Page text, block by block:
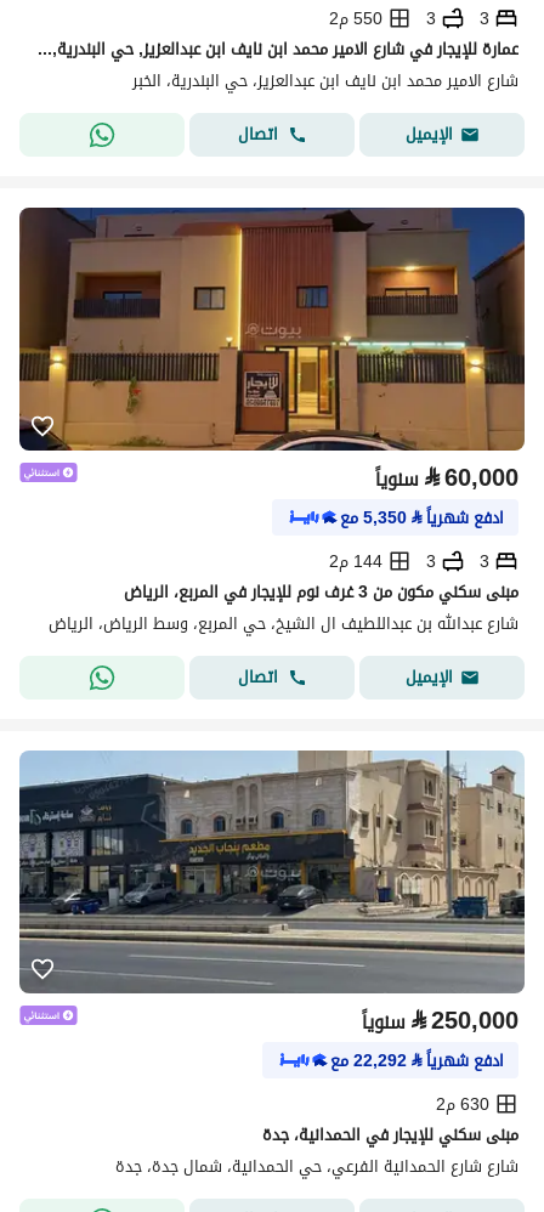
3
3
550 م2
عمارة للإيجار في شارع الامير محمد ابن نايف ابن عبدالعزيز, حي البندرية, مدينة الخبر
شارع الامير محمد ابن نايف ابن عبدالعزيز، حي البندرية، الخبر
الإيميل
اتصال
⃁60,000 سنوياً
ادفع شهرياً⃁
5,350مع
3
3
144 م2
مبنى سكني مكون من 3 غرف نوم للإيجار في المربع، الرياض
شارع عبدالله بن عبداللطيف ال الشيخ، حي المربع، وسط الرياض، الرياض
الإيميل
اتصال
⃁250,000 سنوياً
ادفع شهرياً⃁
22,292مع
630 م2
مبنى سكني للإيجار في الحمدانية، جدة
شارع شارع الحمدانية الفرعي، حي الحمدانية، شمال جدة، جدة